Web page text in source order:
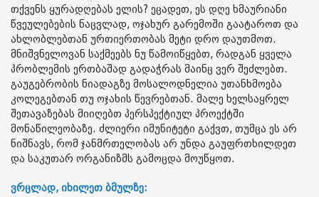
თქვენს ყურადღებას ელის? ეცადეთ, ეს დღე ხმაურიანი
წვეულებების ნაცვლად, ოჯახურ გარემოში გაატაროთ და
ახლობლებთან ურთიერთობას მეტი დრო დაუთმოთ.
მნიშვნელოვან საქმეებს ნუ წამოიწყებთ, რადგან ყველა
პრობლემის ერთბაშად გადაჭრას მაინც ვერ შეძლებთ.
გაუგებრობის ნიადაგზე მოსალოდნელია უთანხმოება
კოლეგებთან თუ ოჯახის წევრებთან. მალე ხელსაყრელ
შეთავაზებას მიიღებთ პერსპექტიულ პროექტში
მონაწილეობაზე. ძლიერი იმუნიტეტი გაქვთ, თუმცა ეს არ
ნიშნავს, რომ ჯანმრთელობას არ უნდა გაუფრთხილდეთ
და საკუთარ ორგანიზმს გამოცდა მოუწყოთ.
ვრცლად, იხილეთ ბმულზე: